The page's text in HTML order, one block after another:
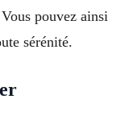
pouvez ainsi
sérénité.